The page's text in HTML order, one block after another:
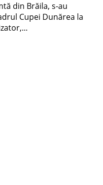
din Brăila, s-au
Cupei Dunărea la